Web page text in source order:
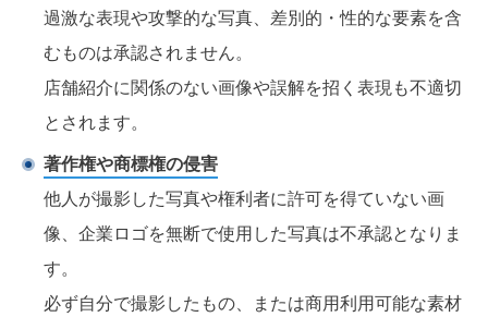
過激な表現や攻撃的な写真、差別的・性的な要素を含
むものは承認されません。
店舗紹介に関係のない画像や誤解を招く表現も不適切
とされます。
著作権や商標権の侵害
他人が撮影した写真や権利者に許可を得ていない画
像、企業ロゴを無断で使用した写真は不承認となりま
す。
必ず自分で撮影したもの、または商用利用可能な素材